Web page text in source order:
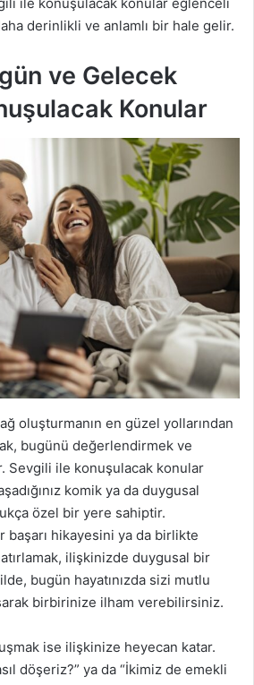
derinlikli ve anlamlı bir hale gelir.
ve Gelecek
Konular
oluşturmanın en güzel yollarından
bugünü değerlendirmek ve
Sevgili ile konuşulacak konular
komik ya da duygusal
özel bir yere sahiptir.
başarı hikayesini ya da birlikte
ilişkinizde duygusal bir
bugün hayatınızda sizi mutlu
birbirinize ilham verebilirsiniz.
ise ilişkinize heyecan katar.
döşeriz?” ya da “İkimiz de emekli